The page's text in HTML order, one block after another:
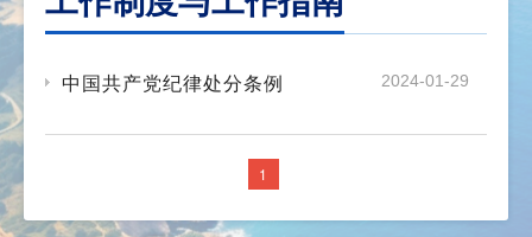
2024-01-29
中国共产党纪律处分条例
1